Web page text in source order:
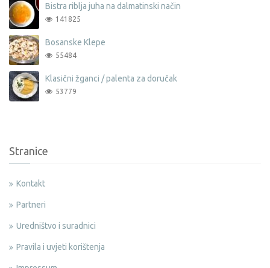
Bistra riblja juha na dalmatinski način
141825
Bosanske Klepe
55484
Klasični žganci / palenta za doručak
53779
Stranice
Kontakt
Partneri
Uredništvo i suradnici
Pravila i uvjeti korištenja